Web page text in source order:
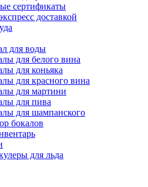
сертификаты
доставкой
для воды
для белого вина
для коньяка
для красного вина
для мартини
для пива
для шампанского
бокалов
для льда